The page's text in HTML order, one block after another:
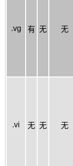
.vg 有 无 无
.vi 无 无 无